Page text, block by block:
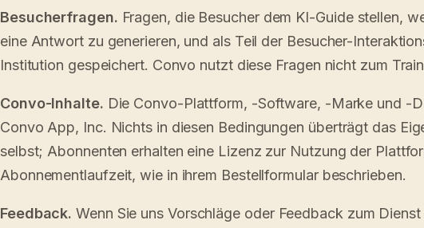
Besucherfragen. Fragen, die Besucher dem KI-Guide stellen,
eine Antwort zu generieren, und als Teil der Besucher-
Institution gespeichert. Convo nutzt diese Fragen nicht zum
Convo-Inhalte. Die Convo-Plattform, -Software, -Marke und -
Convo App, Inc. Nichts in diesen Bedingungen überträgt das
selbst; Abonnenten erhalten eine Lizenz zur Nutzung der
Abonnementlaufzeit, wie in ihrem Bestellformular beschrieben.
Feedback. Wenn Sie uns Vorschläge oder Feedback zum